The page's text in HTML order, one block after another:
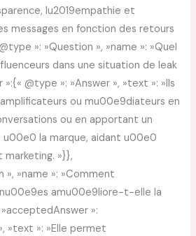
lu2019empathie et
messages en fonction des retours
»: »Question », »name »: »Quel
dans une situation de leak
@type »: »Answer », »text »: »Ils
ou mu00e9diateurs en
ou en apportant un
la marque, aidant u00e0
marketing. »}},
», »name »: »Comment
amu00e9liore-t-elle la
»:
»text »: »Elle permet